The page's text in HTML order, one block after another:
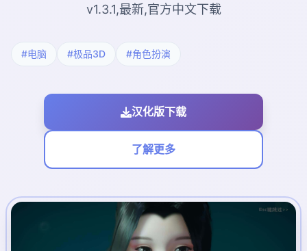
v1.3.1,最新,官方中文下载
#电脑 #极品3D #角色扮演
汉化版下载
了解更多